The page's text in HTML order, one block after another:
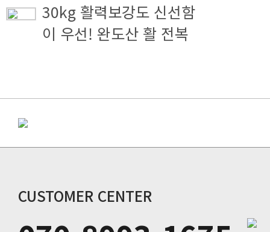
30kg 활력보강도 신선함
이 우선! 완도산 활 전복
CUSTOMER CENTER